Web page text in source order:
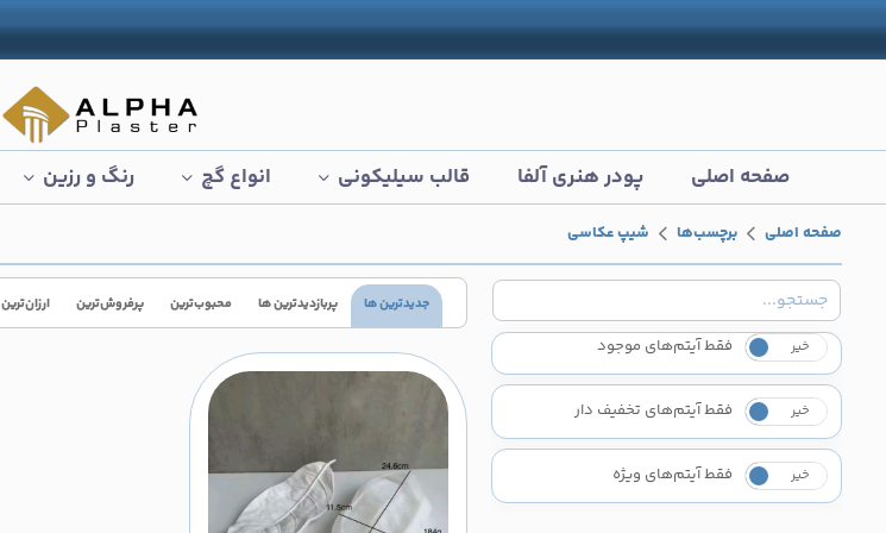
صفحه اصلی پودر هنری آلفا قالب سیلیکونی انواع گچ رنگ و رزین
صفحه اصلی برچسب‌ها شیپ عکاسی
بله خیر فقط آیتم‌های موجود
بله خیر فقط آیتم‌های تخفیف دار
بله خیر فقط آیتم‌های ویژه
جدیدترین ها پربازدیدترین ها محبوب‌‌ترین پرفروش‌ترین ارزان‌ترین